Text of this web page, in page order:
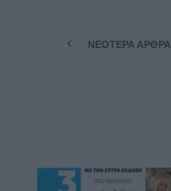
ΝΕΌΤΕΡΑ ΆΡΘΡΑ